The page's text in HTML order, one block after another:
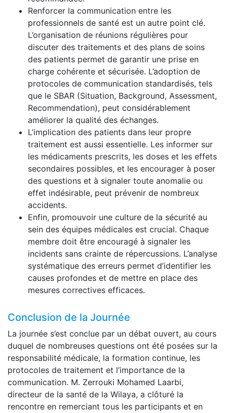
Renforcer la communication entre les
professionnels de santé est un autre point clé.
L’organisation de réunions régulières pour
discuter des traitements et des plans de soins
des patients permet de garantir une prise en
charge cohérente et sécurisée. L’adoption de
protocoles de communication standardisés, tels
que le SBAR (Situation, Background, Assessment,
Recommendation), peut considérablement
améliorer la qualité des échanges.
L’implication des patients dans leur propre
traitement est aussi essentielle. Les informer sur
les médicaments prescrits, les doses et les effets
secondaires possibles, et les encourager à poser
des questions et à signaler toute anomalie ou
effet indésirable, peut prévenir de nombreux
accidents.
Enfin, promouvoir une culture de la sécurité au
sein des équipes médicales est crucial. Chaque
membre doit être encouragé à signaler les
incidents sans crainte de répercussions. L’analyse
systématique des erreurs permet d’identifier les
causes profondes et de mettre en place des
mesures correctives efficaces.
Conclusion de la Journée
La journée s’est conclue par un débat ouvert, au cours
duquel de nombreuses questions ont été posées sur la
responsabilité médicale, la formation continue, les
protocoles de traitement et l’importance de la
communication. M. Zerrouki Mohamed Laarbi,
directeur de la santé de la Wilaya, a clôturé la
rencontre en remerciant tous les participants et en